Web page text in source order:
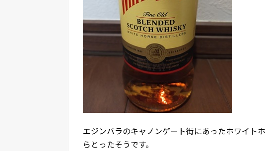
エジンバラのキャノンゲート街にあったホワイト
らとったそうです。